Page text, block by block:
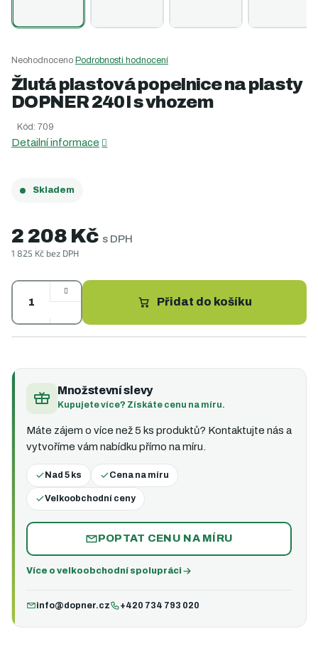
Průměrné
hodnocení
produktu
je
5
Neohodnoceno Podrobnosti hodnocení
Žlutá plastová popelnice na plasty
DOPNER 240 l s vhozem
Kód: 709
Detailní informace
2 208 Kč s DPH
1 825 Kč bez DPH
cena:
Skladem
Přidat do košíku
Množstevní slevy
Kupujete více? Získáte cenu na míru.
Máte zájem o více než 5 ks produktů? Kontaktujte nás a
vytvoříme vám nabídku přímo na míru.
Nad 5 ks Cena na míru
Velkoobchodní ceny
POPTAT CENU NA MÍRU
Více o velkoobchodní spolupráci
info@dopner.cz +420 734 793 020